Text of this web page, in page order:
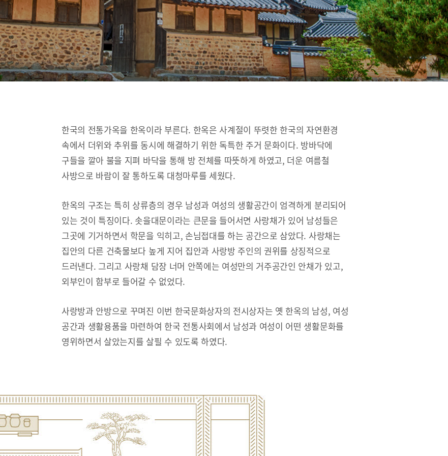
한국의 전통가옥을 한옥이라 부른다. 한옥은 사계절이 뚜렷한 한국의 자연환경
속에서 더위와 추위를 동시에 해결하기 위한 독특한 주거 문화이다. 방바닥에
구들을 깔아 불을 지펴 바닥을 통해 방 전체를 따뜻하게 하였고, 더운 여름철
사방으로 바람이 잘 통하도록 대청마루를 세웠다.
한옥의 구조는 특히 상류층의 경우 남성과 여성의 생활공간이 엄격하게 분리되어
있는 것이 특징이다. 솟을대문이라는 큰문을 들어서면 사랑채가 있어 남성들은
그곳에 기거하면서 학문을 익히고, 손님접대를 하는 공간으로 삼았다. 사랑채는
집안의 다른 건축물보다 높게 지어 집안과 사랑방 주인의 권위를 상징적으로
드러낸다. 그리고 사랑채 담장 너머 안쪽에는 여성만의 거주공간인 안채가 있고,
외부인이 함부로 들어갈 수 없었다.
사랑방과 안방으로 꾸며진 이번 한국문화상자의 전시상자는 옛 한옥의 남성, 여성
공간과 생활용품을 마련하여 한국 전통사회에서 남성과 여성이 어떤 생활문화를
영위하면서 살았는지를 살필 수 있도록 하였다.